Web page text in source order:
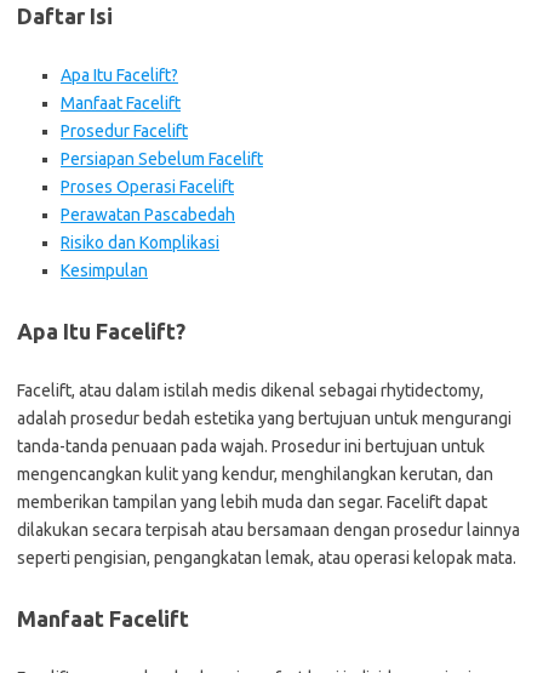
Daftar Isi
Apa Itu Facelift?
Manfaat Facelift
Prosedur Facelift
Persiapan Sebelum Facelift
Proses Operasi Facelift
Perawatan Pascabedah
Risiko dan Komplikasi
Kesimpulan
Apa Itu Facelift?
Facelift, atau dalam istilah medis dikenal sebagai rhytidectomy,
adalah prosedur bedah estetika yang bertujuan untuk mengurangi
tanda-tanda penuaan pada wajah. Prosedur ini bertujuan untuk
mengencangkan kulit yang kendur, menghilangkan kerutan, dan
memberikan tampilan yang lebih muda dan segar. Facelift dapat
dilakukan secara terpisah atau bersamaan dengan prosedur lainnya
seperti pengisian, pengangkatan lemak, atau operasi kelopak mata.
Manfaat Facelift